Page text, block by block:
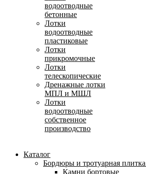
водоотводные
бетонные
Лотки
водоотводные
пластиковые
Лотки
прикромочные
Лотки
телескопические
Дренажные лотки
МПЛ и МШЛ
Лотки
водоотводные
собственное
производство
Каталог
Бордюры и тротуарная плитка
Камни бортовые